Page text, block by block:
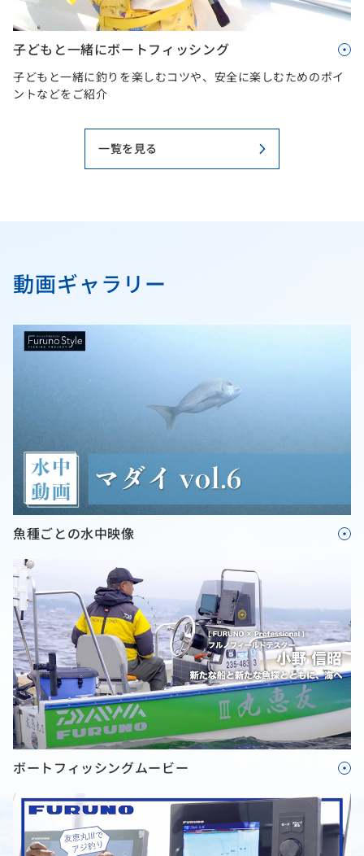
子どもと一緒にボートフィッシング
子どもと一緒に釣りを楽しむコツや、安全に楽しむためのポイ
ントなどをご紹介
一覧を見る
動画ギャラリー
魚種ごとの水中映像
ボートフィッシングムービー